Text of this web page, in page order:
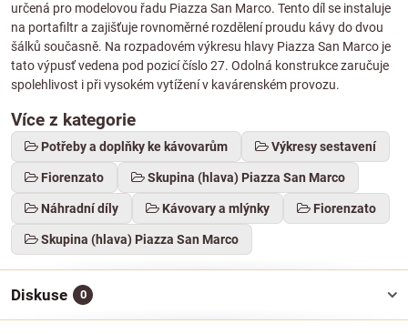
určená pro modelovou řadu Piazza San Marco. Tento díl se instaluje
na portafiltr a zajišťuje rovnoměrné rozdělení proudu kávy do dvou
šálků současně. Na rozpadovém výkresu hlavy Piazza San Marco je
tato výpusť vedena pod pozicí číslo 27. Odolná konstrukce zaručuje
spolehlivost i při vysokém vytížení v kavárenském provozu.
Více z kategorie
Potřeby a doplňky ke kávovarům Výkresy sestavení
Fiorenzato Skupina (hlava) Piazza San Marco
Náhradní díly Kávovary a mlýnky Fiorenzato
Skupina (hlava) Piazza San Marco
Diskuse 0